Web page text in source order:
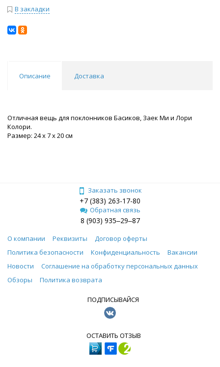
В закладки
Описание Доставка
Отличная вещь для поклонников Басиков, Заек Ми и Лори
Колори.
Размер: 24 х 7 х 20 см
Заказать звонок
+7 (383) 263-17-80
Обратная связь
8 (903) 935‒29‒87
О компании Реквизиты
Договор оферты
Политика безопасности
Конфиденциальность
Вакансии
Новости
Соглашение на обработку персональных данных
Обзоры
Политика возврата
ПОДПИСЫВАЙСЯ
ОСТАВИТЬ ОТЗЫВ